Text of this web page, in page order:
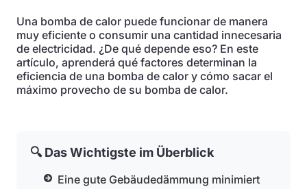
Una bomba de calor puede funcionar de manera
muy eficiente o consumir una cantidad innecesaria
de electricidad. ¿De qué depende eso? En este
artículo, aprenderá qué factores determinan la
eficiencia de una bomba de calor y cómo sacar el
máximo provecho de su bomba de calor.
🔍 Das Wichtigste im Überblick
Eine gute Gebäudedämmung minimiert